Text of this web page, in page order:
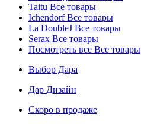
Taitu Все товары
IchendorfВсе товары
La DoubleJ Все товары
Serax Все товары
Посмотреть все Все товары
Выбор Дара
Дар Дизайн
Скоро в продаже